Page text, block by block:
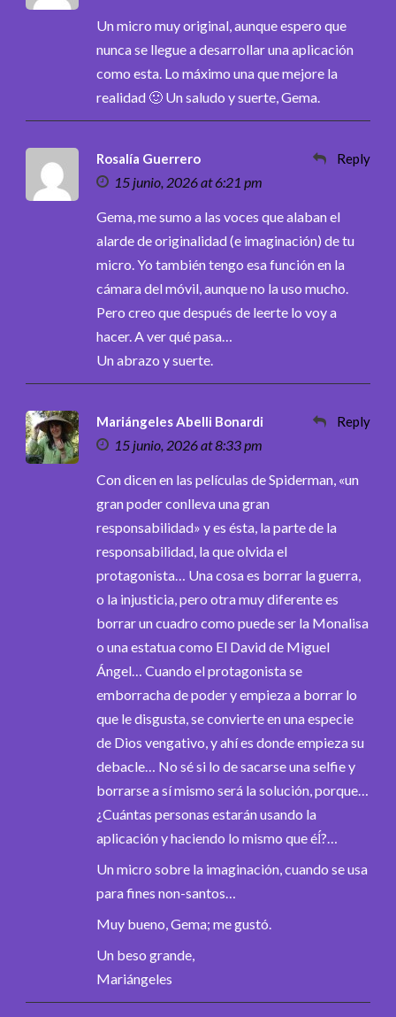
Un micro muy original, aunque espero que
nunca se llegue a desarrollar una aplicación
como esta. Lo máximo una que mejore la
realidad 🙂 Un saludo y suerte, Gema.
Rosalía Guerrero
15 junio, 2026 at 6:21 pm
Reply
Gema, me sumo a las voces que alaban el
alarde de originalidad (e imaginación) de tu
micro. Yo también tengo esa función en la
cámara del móvil, aunque no la uso mucho.
Pero creo que después de leerte lo voy a
hacer. A ver qué pasa…
Un abrazo y suerte.
Mariángeles Abelli Bonardi
15 junio, 2026 at 8:33 pm
Reply
Con dicen en las películas de Spiderman, «un
gran poder conlleva una gran
responsabilidad» y es ésta, la parte de la
responsabilidad, la que olvida el
protagonista… Una cosa es borrar la guerra,
o la injusticia, pero otra muy diferente es
borrar un cuadro como puede ser la Monalisa
o una estatua como El David de Miguel
Ángel… Cuando el protagonista se
emborracha de poder y empieza a borrar lo
que le disgusta, se convierte en una especie
de Dios vengativo, y ahí es donde empieza su
debacle… No sé si lo de sacarse una selfie y
borrarse a sí mismo será la solución, porque…
¿Cuántas personas estarán usando la
aplicación y haciendo lo mismo que éĺ?…
Un micro sobre la imaginación, cuando se usa
para fines non-santos…
Muy bueno, Gema; me gustó.
Un beso grande,
Mariángeles